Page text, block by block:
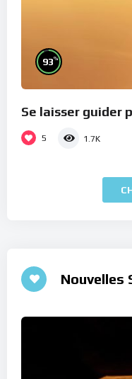
93%
Se laisser guider
5 1.7K
Nouvelles